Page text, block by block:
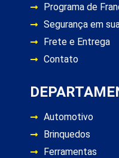
Programa de
Segurança em
Frete e Entrega
Contato
Automotivo
Brinquedos
Ferramentas